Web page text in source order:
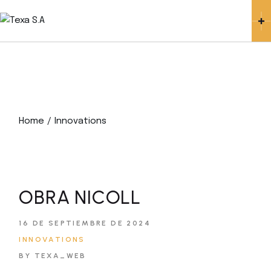
to
the
Home Innovations
OBRA NICOLL
16 DE SEPTIEMBRE DE 2024
INNOVATIONS
BY TEXA_WEB